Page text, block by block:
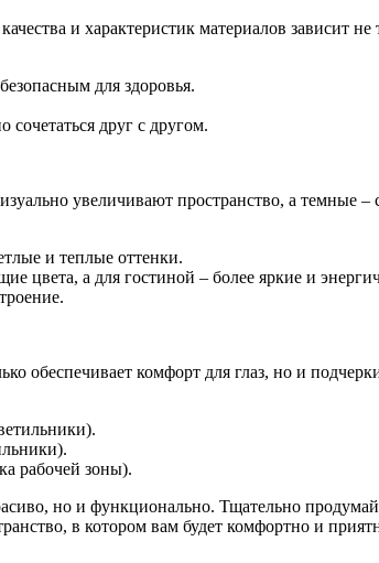
и характеристик материалов зависит
для здоровья.
друг с другом.
увеличивают пространство, а темные
и теплые оттенки.
цвета, а для гостиной – более яркие и
комфорт для глаз, но и
рабочей зоны).
но и функционально. Тщательно
в котором вам будет комфортно и